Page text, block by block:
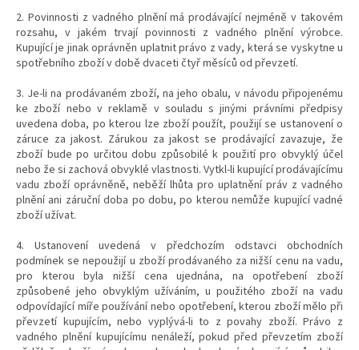
2. Povinnosti z vadného plnění má prodávající nejméně v takovém
rozsahu, v jakém trvají povinnosti z vadného plnění výrobce.
Kupující je jinak oprávněn uplatnit právo z vady, která se vyskytne u
spotřebního zboží v době dvaceti čtyř měsíců od převzetí.
3. Je-li na prodávaném zboží, na jeho obalu, v návodu připojenému
ke zboží nebo v reklamě v souladu s jinými právními předpisy
uvedena doba, po kterou lze zboží použít, použijí se ustanovení o
záruce za jakost. Zárukou za jakost se prodávající zavazuje, že
zboží bude po určitou dobu způsobilé k použití pro obvyklý účel
nebo že si zachová obvyklé vlastnosti. Vytkl-li kupující prodávajícímu
vadu zboží oprávněně, neběží lhůta pro uplatnění práv z vadného
plnění ani záruční doba po dobu, po kterou nemůže kupující vadné
zboží užívat.
4. Ustanovení uvedená v předchozím odstavci obchodních
podmínek se nepoužijí u zboží prodávaného za nižší cenu na vadu,
pro kterou byla nižší cena ujednána, na opotřebení zboží
způsobené jeho obvyklým užíváním, u použitého zboží na vadu
odpovídající míře používání nebo opotřebení, kterou zboží mělo při
převzetí kupujícím, nebo vyplývá-li to z povahy zboží. Právo z
vadného plnění kupujícímu nenáleží, pokud před převzetím zboží